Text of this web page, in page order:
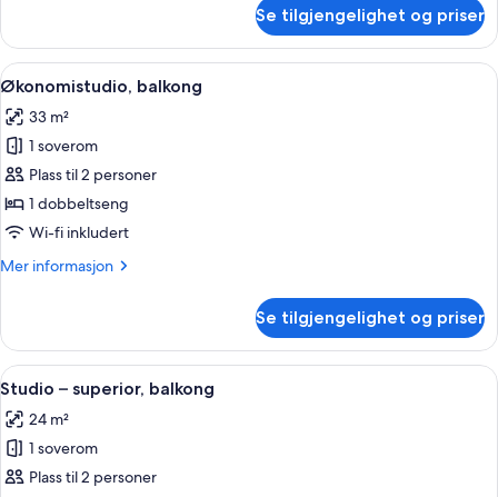
–
standard,
balkong
Se tilgjengelighet og priser
Åpne
alle
bildene
av
Økonomistudio,
balkong
Økonomistudio, balkong | Sengetøy
18
Økonomistudio, balkong
33 m²
1 soverom
Plass til 2 personer
1 dobbeltseng
Wi-fi inkludert
Mer informasjon
Mer
balkong
Se tilgjengelighet og priser
Åpne
alle
bildene
av
Studio
Studio – superior, balkong |
10
Studio – superior, balkong
24 m²
1 soverom
Plass til 2 personer